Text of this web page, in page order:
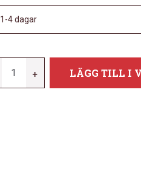
1-4 dagar
SKB19-
+ LÄGG TILL I